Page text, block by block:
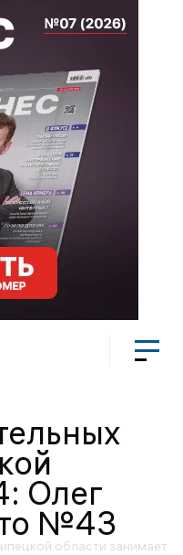
Олег
№43
области занимает